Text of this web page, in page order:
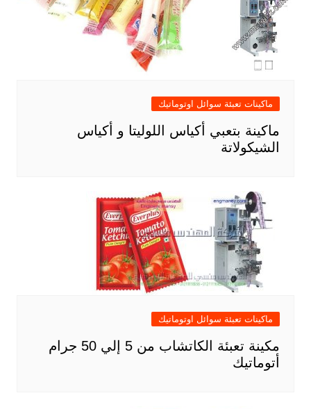
ماكينات تعبئة سوائل اوتوماتيك
ماكينة بتعبي أكياس اللوليتا و أكياس
الشيكولاتة
ماكينات تعبئة سوائل اوتوماتيك
مكينة تعبئة الكاتشاب من 5 إلي 50 جرام
أتوماتيك